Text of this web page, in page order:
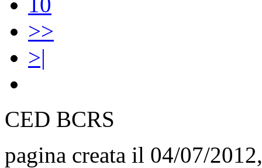
>>
>|
CED BCRS
pagina creata il 04/07/